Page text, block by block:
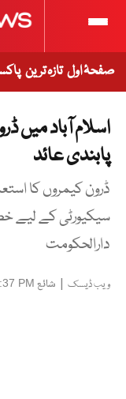
صفحۂ اول تازہ ترین
اسلام آباد میں
پابندی عائد
ڈرون کیمروں کا
سیکیورٹی کے لیے
دارالحکومت
ویب ڈیسک | شائع PM